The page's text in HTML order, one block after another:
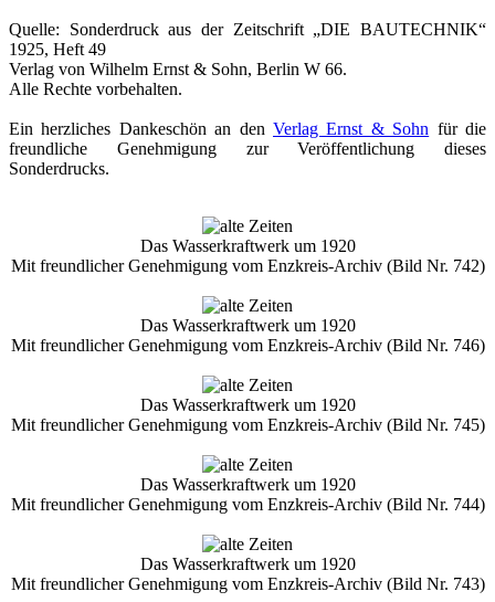
Quelle: Sonderdruck aus der Zeitschrift „DIE BAUTECHNIK“
1925, Heft 49
Verlag von Wilhelm Ernst & Sohn, Berlin W 66.
Alle Rechte vorbehalten.
Ein herzliches Dankeschön an den Verlag Ernst & Sohn für die
freundliche Genehmigung zur Veröffentlichung dieses
Sonderdrucks.
Das Wasserkraftwerk um 1920
Mit freundlicher Genehmigung vom Enzkreis-Archiv (Bild Nr. 742)
Das Wasserkraftwerk um 1920
Mit freundlicher Genehmigung vom Enzkreis-Archiv (Bild Nr. 746)
Das Wasserkraftwerk um 1920
Mit freundlicher Genehmigung vom Enzkreis-Archiv (Bild Nr. 745)
Das Wasserkraftwerk um 1920
Mit freundlicher Genehmigung vom Enzkreis-Archiv (Bild Nr. 744)
Das Wasserkraftwerk um 1920
Mit freundlicher Genehmigung vom Enzkreis-Archiv (Bild Nr. 743)